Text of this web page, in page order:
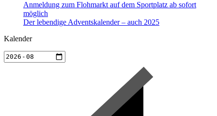
Anmeldung zum Flohmarkt auf dem Sportplatz ab sofort
möglich
Der lebendige Adventskalender – auch 2025
Kalender